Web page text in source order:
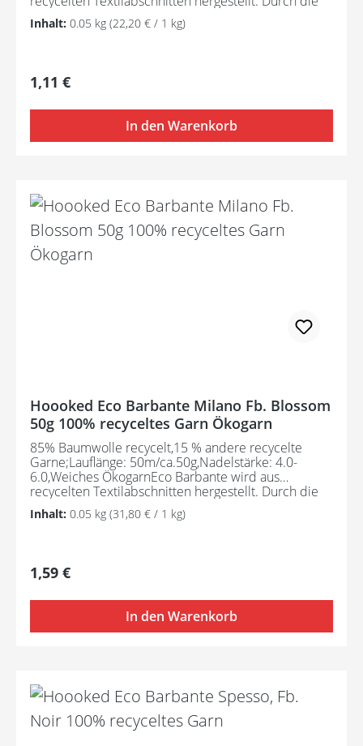
Zusammensetzung ist dieses Öko-Garn schön weich
und ideal für kleinere Handarbeitsprojekte wie
Inhalt: 0.05 kg (22,20 € / 1 kg)
Regulärer Preis:
1,11 €
In den Warenkorb
Hoooked Eco Barbante Milano Fb. Blossom
50g 100% recyceltes Garn Ökogarn
85% Baumwolle recycelt,15 % andere recycelte
Garne;Lauflänge: 50m/ca.50g,Nadelstärke: 4.0-
6.0,Weiches ÖkogarnEco Barbante wird aus
recycelten Textilabschnitten hergestellt. Durch die
Zusammensetzung ist dieses Öko-Garn schön weich
und ideal für kleinere Handarbeitsprojekte wie
Inhalt: 0.05 kg (31,80 € / 1 kg)
Regulärer Preis:
1,59 €
In den Warenkorb